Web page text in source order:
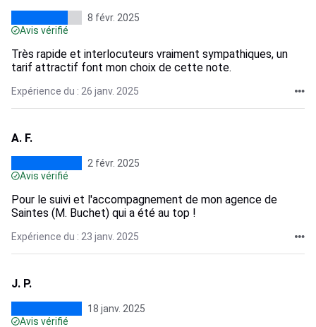
8 févr. 2025
Avis vérifié
Très rapide et interlocuteurs vraiment sympathiques, un
tarif attractif font mon choix de cette note.
Expérience du : 26 janv. 2025
A. F.
2 févr. 2025
Avis vérifié
Pour le suivi et l'accompagnement de mon agence de
Saintes (M. Buchet) qui a été au top !
Expérience du : 23 janv. 2025
J. P.
18 janv. 2025
Avis vérifié